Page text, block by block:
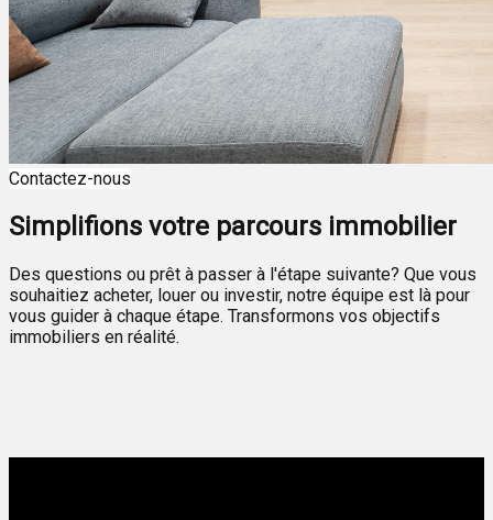
Contactez-nous
Simplifions votre parcours immobilier
Des questions ou prêt à passer à l'étape suivante? Que vous
souhaitiez acheter, louer ou investir, notre équipe est là pour
vous guider à chaque étape. Transformons vos objectifs
immobiliers en réalité.